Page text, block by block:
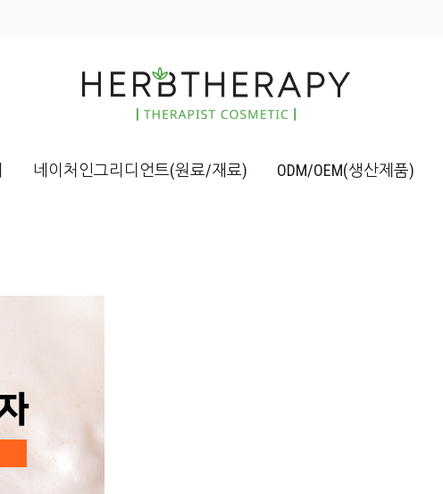
네이처인그리디언트(원료/재료) ODM/OEM(생산제품)